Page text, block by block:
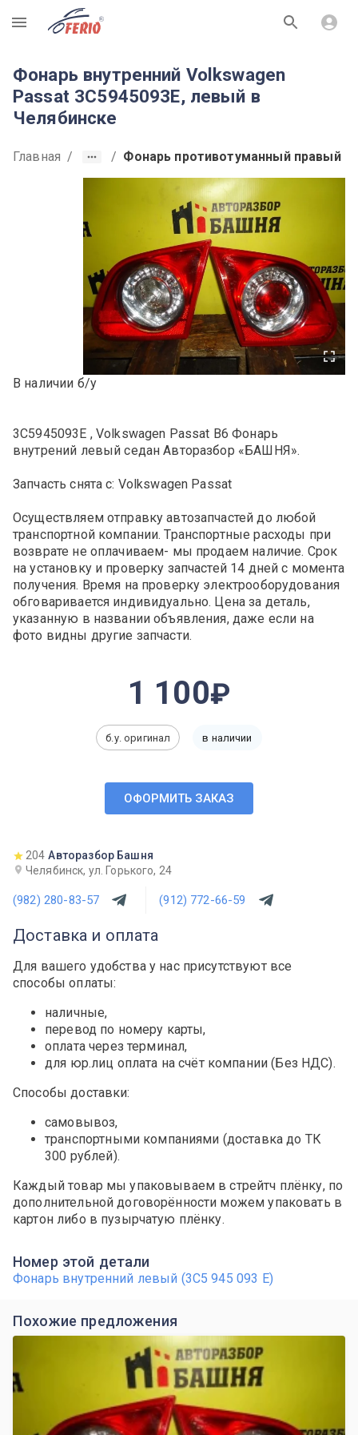
R
Фонарь внутренний Volkswagen
Passat 3C5945093E, левый в
Челябинске
Главная / / Фонарь противотуманный правый
В наличии б/у
3C5945093E , Volkswagen Passat B6 Фонарь
внутрений левый седан Авторазбор «БАШНЯ».
Запчасть снята с: Volkswagen Passat
Осуществляем отправку автозапчастей до любой
транспортной компании. Транспортные расходы при
возврате не оплачиваем- мы продаем наличие. Срок
на установку и проверку запчастей 14 дней с момента
получения. Время на проверку электрооборудования
обговаривается индивидуально. Цена за деталь,
указанную в названии объявления, даже если на
фото видны другие запчасти.
1 100
б.у. оригинал в наличии
ОФОРМИТЬ ЗАКАЗ
204 Авторазбор Башня
Челябинск, ул. Горького, 24
(982) 280-83-57 (912) 772-66-59
Доставка и оплата
Для вашего удобства у нас присутствуют все
способы оплаты:
наличные,
перевод по номеру карты,
оплата через терминал,
для юр.лиц оплата на счёт компании (Без НДС).
Способы доставки:
самовывоз,
транспортными компаниями (доставка до ТК
300 рублей).
Каждый товар мы упаковываем в стрейтч плёнку, по
дополнительной договорённости можем упаковать в
картон либо в пузырчатую плёнку.
Номер этой детали
Фонарь внутренний левый (3C5 945 093 E)
Похожие предложения